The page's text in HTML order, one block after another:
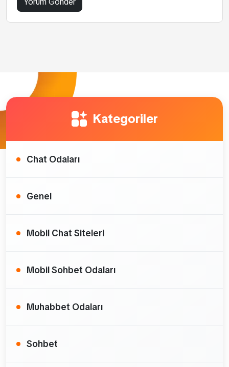
Kategoriler
Chat Odaları
Genel
Mobil Chat Siteleri
Mobil Sohbet Odaları
Muhabbet Odaları
Sohbet